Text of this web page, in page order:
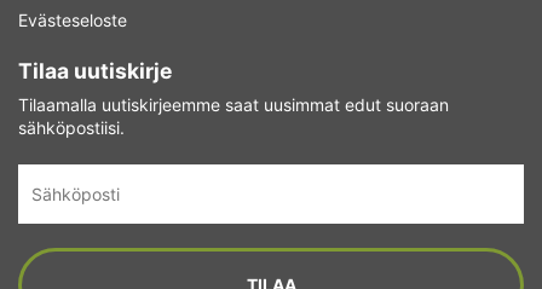
Evästeseloste
Tilaa uutiskirje
Tilaamalla uutiskirjeemme saat uusimmat edut suoraan
sähköpostiisi.